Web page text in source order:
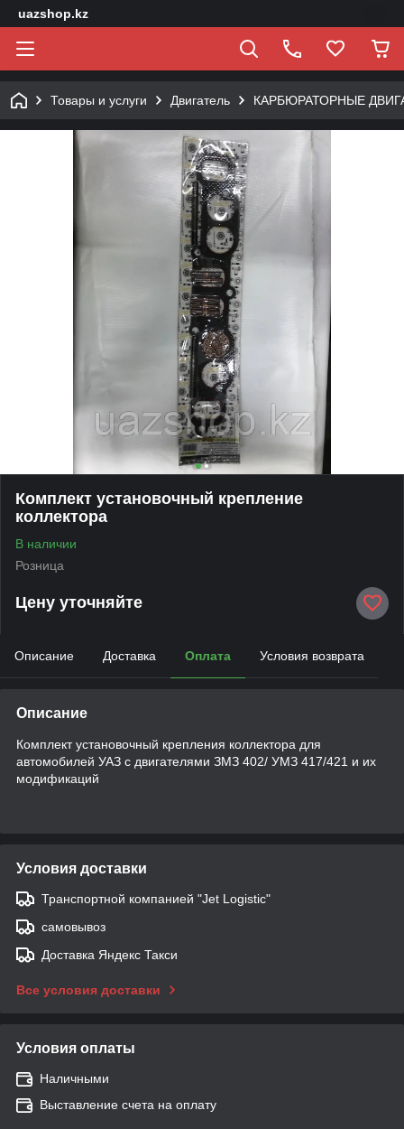
uazshop.kz
Товары и услуги Двигатель КАРБЮРАТОРНЫЕ
Комплект установочный крепление
коллектора
В наличии
Розница
Цену уточняйте
Описание Доставка Оплата Условия возврата
Описание
Комплект установочный крепления коллектора для
автомобилей УАЗ с двигателями ЗМЗ 402/ УМЗ 417/421 и их
модификаций
Условия доставки
Транспортной компанией "Jet Logistic"
самовывоз
Доставка Яндекс Такси
Все условия доставки
Условия оплаты
Наличными
Выставление счета на оплату